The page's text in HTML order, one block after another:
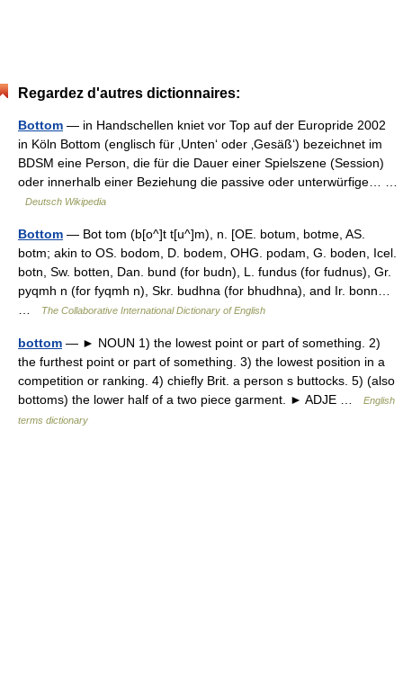
Regardez d'autres dictionnaires:
Bottom — in Handschellen kniet vor Top auf der Europride 2002
in Köln Bottom (englisch für ‚Unten‘ oder ‚Gesäß‘) bezeichnet im
BDSM eine Person, die für die Dauer einer Spielszene (Session)
oder innerhalb einer Beziehung die passive oder unterwürfige… …
Deutsch Wikipedia
Bottom — Bot tom (b[o^]t t[u^]m), n. [OE. botum, botme, AS.
botm; akin to OS. bodom, D. bodem, OHG. podam, G. boden, Icel.
botn, Sw. botten, Dan. bund (for budn), L. fundus (for fudnus), Gr.
pyqmh n (for fyqmh n), Skr. budhna (for bhudhna), and Ir. bonn…
The Collaborative International Dictionary of English
bottom — ► NOUN 1) the lowest point or part of something. 2)
the furthest point or part of something. 3) the lowest position in a
competition or ranking. 4) chiefly Brit. a person s buttocks. 5) (also
bottoms) the lower half of a two piece garment. ► ADJE …
English
terms dictionary